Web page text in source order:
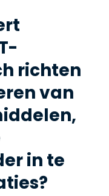
richten
van
in te